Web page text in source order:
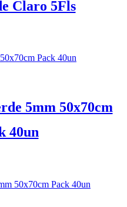
Claro 5Fls
5mm 50x70cm
40un